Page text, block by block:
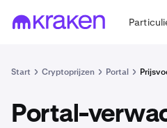
Start Cryptoprijzen Portal
Portal-